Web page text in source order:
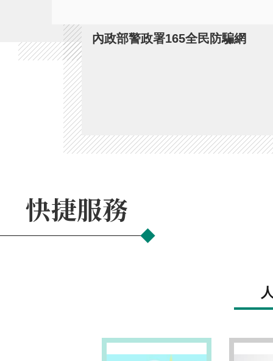
內政部警政署165全民防騙網
快捷服務